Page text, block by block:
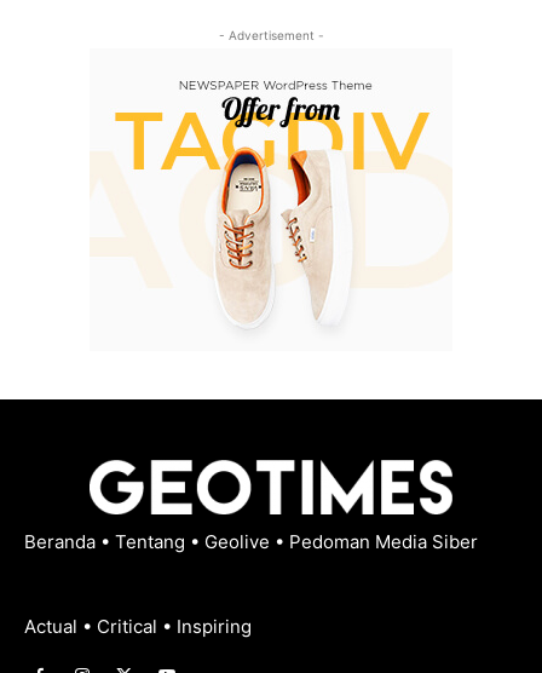
- Advertisement -
Beranda • Tentang • Geolive • Pedoman Media Siber
Actual • Critical • Inspiring